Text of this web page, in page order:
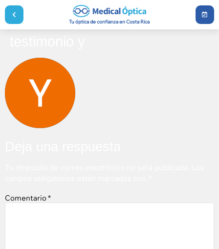
Tu óptica de confianza en Costa Rica
Comentario*